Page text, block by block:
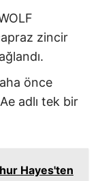
zincir
önce
adlı tek bir
Hayes'ten